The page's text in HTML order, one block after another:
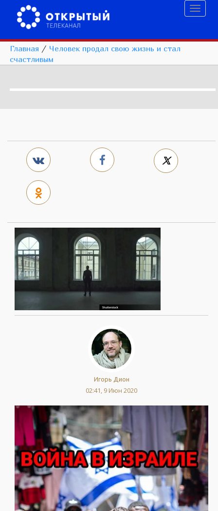
Главная / Человек продал свою жизнь и стал
счастливым
Игорь Дион
02:41, 9 Июн 2020